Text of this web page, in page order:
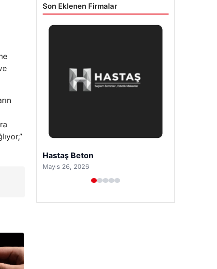
Son Eklenen Firmalar
Prenses Night Club
Nisan 29, 2026